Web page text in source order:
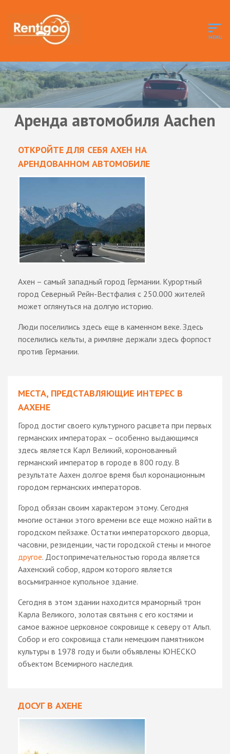
Аренда автомобиля Aachen
ОТКРОЙТЕ ДЛЯ СЕБЯ АХЕН НА
АРЕНДОВАННОМ АВТОМОБИЛЕ
Ахен – самый западный город Германии. Курортный
город Северный Рейн-Вестфалия с 250.000 жителей
может оглянуться на долгую историю.
Люди поселились здесь еще в каменном веке. Здесь
поселились кельты, а римляне держали здесь форпост
против Германии.
МЕСТА, ПРЕДСТАВЛЯЮЩИЕ ИНТЕРЕС В
ААХЕНЕ
Город достиг своего культурного расцвета при первых
германских императорах – особенно выдающимся
здесь является Карл Великий, коронованный
германский император в городе в 800 году. В
результате Аахен долгое время был коронационным
городом германских императоров.
Город обязан своим характером этому. Сегодня
многие останки этого времени все еще можно найти в
городском пейзаже. Остатки императорского дворца,
часовни, резиденции, части городской стены и многое
другое. Достопримечательностью города является
Аахенский собор, ядром которого является
восьмигранное купольное здание.
Сегодня в этом здании находится мраморный трон
Карла Великого, золотая святыня с его костями и
самое важное церковное сокровище к северу от Альп.
Собор и его сокровища стали немецким памятником
культуры в 1978 году и были объявлены ЮНЕСКО
объектом Всемирного наследия.
ДОСУГ В АХЕНЕ